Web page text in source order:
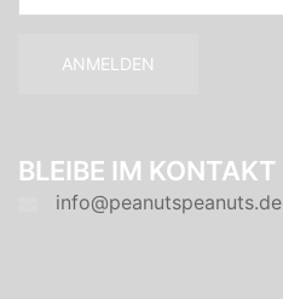
BLEIBE IM KONTAKT
info@peanutspeanuts.de